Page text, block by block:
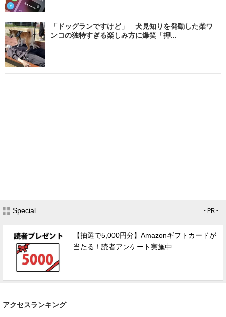
「ドッグランですけど」 犬見知りを発動した柴ワ
ンコの独特すぎる楽しみ方に爆笑「押...
Special - PR -
【抽選で5,000円分】Amazonギフトカードが
当たる！読者アンケート実施中
アクセスランキング